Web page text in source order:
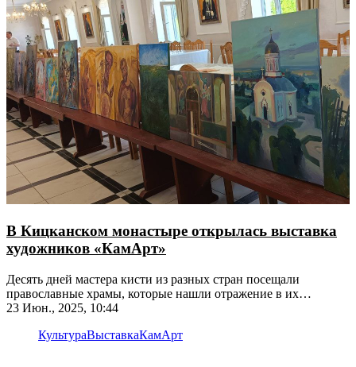
В Кицканском монастыре открылась выставка
художников «КамАрт»
Десять дней мастера кисти из разных стран посещали
православные храмы, которые нашли отражение в их
живописных полотнах
23 Июн., 2025, 10:44
КультураВыставкаКамАрт